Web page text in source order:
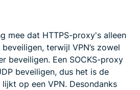
mee dat HTTPS-proxy's alleen
terwijl VPN’s zowel
beveiligen. Een SOCKS-proxy
beveiligen, dus het is de
op een VPN. Desondanks